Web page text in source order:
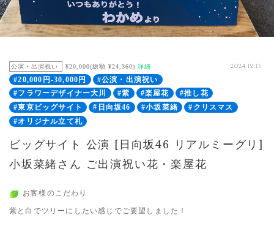
公演・出演祝い ¥20,000(総額 ¥24,360) 詳細 2024.12.15
#20,000円-30,000円
#公演・出演祝い
#フラワーデザイナー大川
#紫 #楽屋花
#推し花
#東京ビッグサイト
#日向坂46 #小坂菜緒
#クリスマス
#オリジナル立て札
ビッグサイト 公演 [日向坂46 リアルミーグリ]
小坂菜緒さん ご出演祝い花・楽屋花
お客様のこだわり
紫と白でツリーにしたい感じでご要望しました！